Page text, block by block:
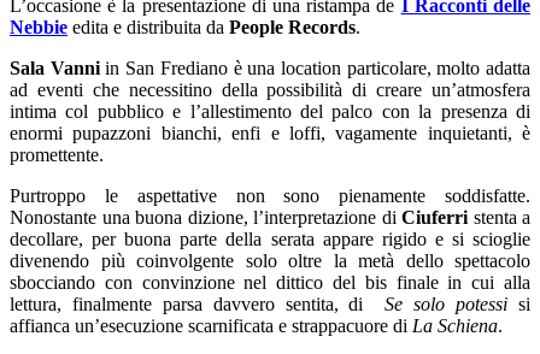
L’occasione è la presentazione di una ristampa de I Racconti delle
Nebbie edita e distribuita da People Records.
Sala Vanniin San Frediano è una location particolare, molto adatta
ad eventi che necessitino della possibilità di creare un’atmosfera
intima col pubblico e l’allestimento del palco con la presenza di
enormi pupazzoni bianchi, enfi e loffi, vagamente inquietanti, è
promettente.
Purtroppo le aspettative non sono pienamente soddisfatte.
Nonostante una buona dizione, l’interpretazione di Ciuferri stenta a
decollare, per buona parte della serata appare rigido e si scioglie
divenendo più coinvolgente solo oltre la metà dello spettacolo
sbocciando con convinzione nel dittico del bis finale in cui alla
lettura, finalmente parsa davvero sentita, di
Se solo potessi si
affianca un’esecuzione scarnificata e strappacuore di La Schiena.